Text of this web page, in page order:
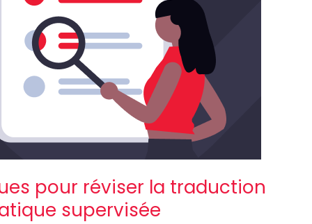
pour réviser la traduction
supervisée